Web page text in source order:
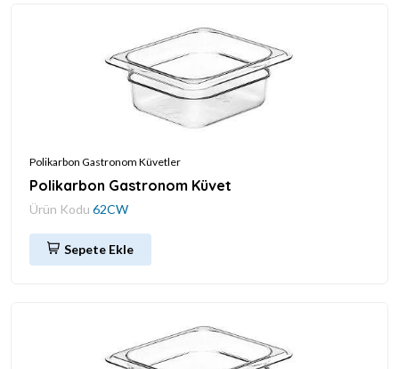
Polikarbon Gastronom Küvetler
Polikarbon Gastronom Küvet
Ürün Kodu 62CW
Sepete Ekle